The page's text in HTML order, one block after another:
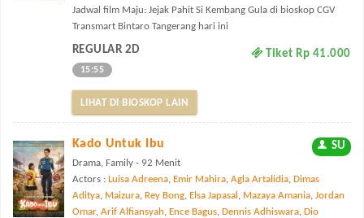
Jadwal film Maju: Jejak Pahit Si Kembang Gula di bioskop CGV
Transmart Bintaro Tangerang hari ini
REGULAR 2D Tiket Rp 41.000
15:55
LIHAT DI BIOSKOP LAIN
Kado Untuk Ibu SU
Drama, Family - 92 Menit
Actors : Luisa Adreena, Emir Mahira, Agla Artalidia, Dimas
Aditya, Maizura, Rey Bong, Elsa Japasal , Mazaya Amania, Jordan
Omar, Arif Alfiansyah, Ence Bagus, Dennis Adhiswara, Dio